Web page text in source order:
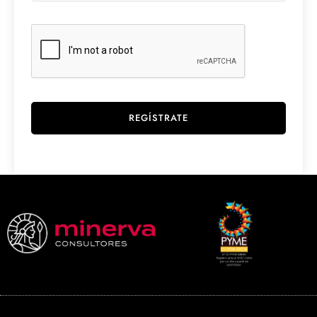
REGÍSTRATE